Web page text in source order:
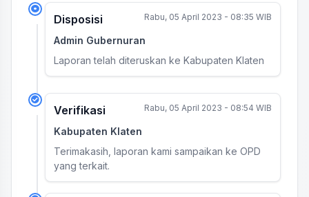
Disposisi Rabu, 05 April 2023 - 08:35 WIB
Admin Gubernuran
Laporan telah diteruskan ke Kabupaten Klaten
Verifikasi Rabu, 05 April 2023 - 08:54 WIB
Kabupaten Klaten
Terimakasih, laporan kami sampaikan ke OPD
yang terkait.